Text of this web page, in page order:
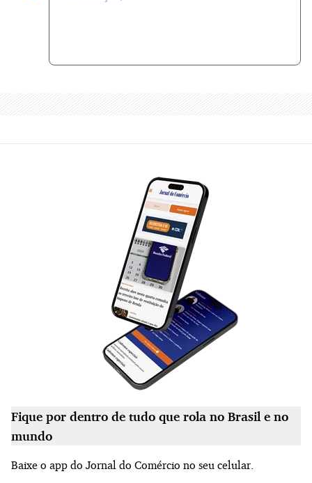
Fique por dentro de tudo que rola no Brasil e no
mundo
Baixe o app do Jornal do Comércio no seu celular.